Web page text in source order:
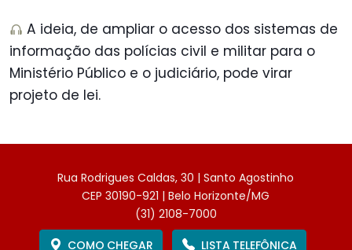
A ideia, de ampliar o acesso dos sistemas de
informação das polícias civil e militar para o
Ministério Público e o judiciário, pode virar
projeto de lei.
Rua Rodrigues Caldas, 30 | Santo Agostinho
CEP 30190-921 | Belo Horizonte/MG
(31) 2108-7000
COMO CHEGAR
LISTA TELEFÔNICA